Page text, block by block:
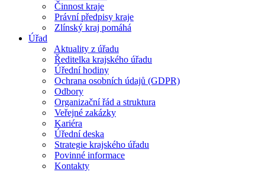
Činnost kraje
Právní předpisy kraje
Zlínský kraj pomáhá
Úřad
Aktuality z úřadu
Ředitelka krajského úřadu
Úřední hodiny
Ochrana osobních údajů (GDPR)
Odbory
Organizační řád a struktura
Veřejné zakázky
Kariéra
Úřední deska
Strategie krajského úřadu
Povinné informace
Kontakty